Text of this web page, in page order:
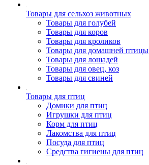
Товары для сельхоз животных
Товары для голубей
Товары для коров
Товары для кроликов
Товары для домашней птицы
Товары для лошадей
Товары для овец, коз
Товары для свиней
Товары для птиц
Домики для птиц
Игрушки для птиц
Корм для птиц
Лакомства для птиц
Посуда для птиц
Средства гигиены для птиц